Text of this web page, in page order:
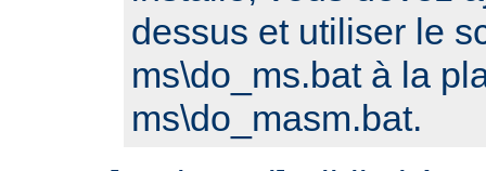
dessus et utiliser le
ms\do_ms.bat à la
ms\do_masm.bat.